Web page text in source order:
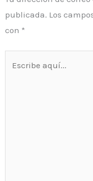
publicada. Los
con *